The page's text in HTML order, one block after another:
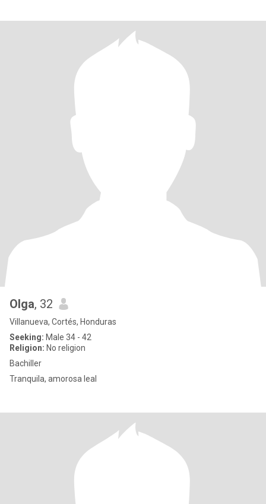
Olga, 32
Villanueva, Cortés, Honduras
Seeking: Male 34 - 42
Religion: No religion
Bachiller
Tranquila, amorosa leal